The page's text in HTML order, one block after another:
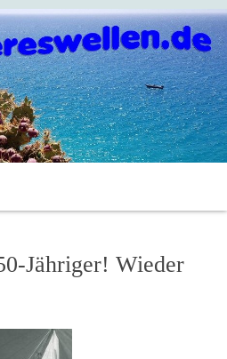
Jähriger! Wieder